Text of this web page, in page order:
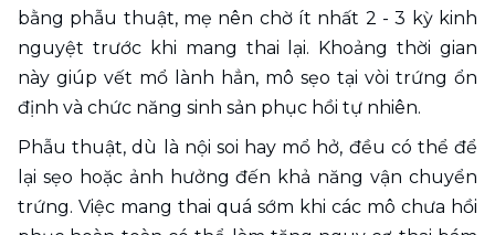
bằng phẫu thuật, mẹ nên chờ ít nhất 2 - 3 kỳ kinh
nguyệt trước khi mang thai lại. Khoảng thời gian
này giúp vết mổ lành hẳn, mô sẹo tại vòi trứng ổn
định và chức năng sinh sản phục hồi tự nhiên.
Phẫu thuật, dù là nội soi hay mổ hở, đều có thể để
lại sẹo hoặc ảnh hưởng đến khả năng vận chuyển
trứng. Việc mang thai quá sớm khi các mô chưa hồi